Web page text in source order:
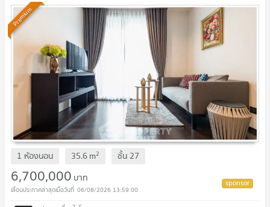
Premium
1 ห้องนอน 35.6m2 ชั้น 27
6,700,000 บาท
06/08/2026 13:59:00